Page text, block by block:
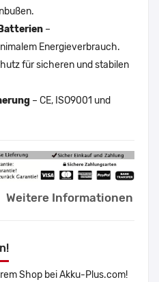
–
Energieverbrauch.
für sicheren und stabilen
– CE, ISO9001 und
Weitere Informationen
Shop bei Akku-Plus.com!